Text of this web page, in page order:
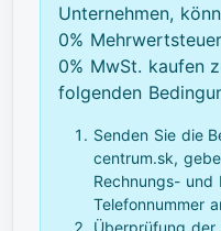
Unternehmen,
0%
0% MwSt. kaufen
folgenden
Senden Sie die
centrum.sk,
Rechnungs- und
Telefonnummer
Überprüfung der